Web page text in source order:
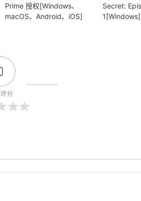
Prime 授权[Windows、
macOS、Android、iOS]
Secret:
分